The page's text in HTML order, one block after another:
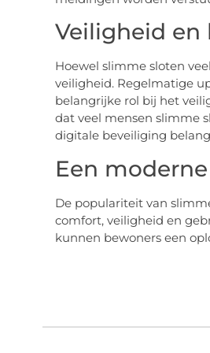
Veiligheid
Hoewel slimme sloten
veiligheid. Regelmatige
belangrijke rol bij het
dat veel mensen slimme
digitale beveiliging
Een
De populariteit van
comfort, veiligheid en
kunnen bewoners een